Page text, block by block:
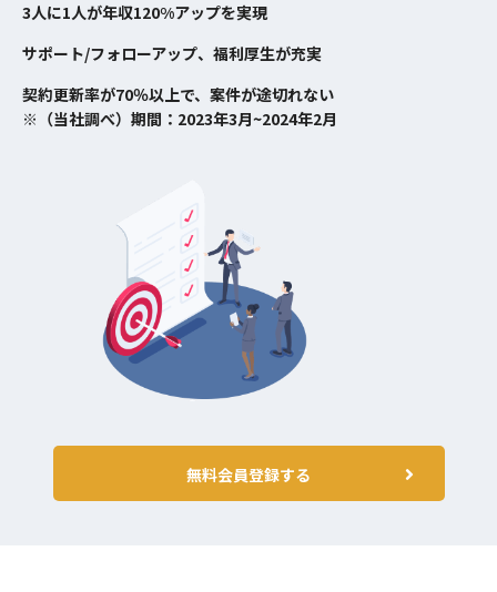
3人に1人が年収120%アップを実現
サポート/フォローアップ、福利厚生が充実
契約更新率が70％以上で、案件が途切れない
※（当社調べ）期間：2023年3月~2024年2月
無料会員登録する